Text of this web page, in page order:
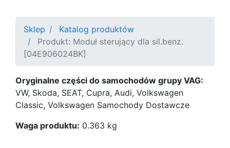
Sklep
Katalog produktów
Produkt: Moduł sterujący dla sil.benz.
[04E906024BK]
Oryginalne części do samochodów grupy VAG:
VW, Skoda, SEAT, Cupra, Audi, Volkswagen
Classic, Volkswagen Samochody Dostawcze
Waga produktu: 0.363 kg